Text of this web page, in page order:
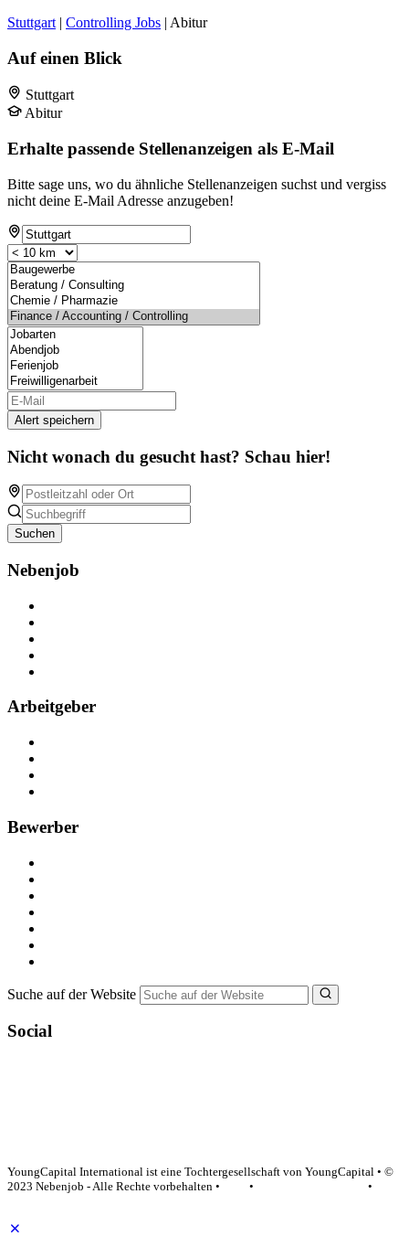
Stuttgart | Controlling Jobs | Abitur
Auf einen Blick
Stuttgart
Abitur
Erhalte passende Stellenanzeigen als E-Mail
Bitte sage uns, wo du ähnliche Stellenanzeigen suchst und vergiss
nicht deine E-Mail Adresse anzugeben!
Alert speichern
Nicht wonach du gesucht hast? Schau hier!
Suchen
Nebenjob
Arbeitgeber
Bewerber
Suche auf der Website
Social
YoungCapital International ist eine Tochtergesellschaft von YoungCapital • ©
2023 Nebenjob - Alle Rechte vorbehalten •
•
•